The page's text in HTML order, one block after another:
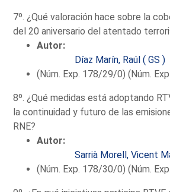
7º. ¿Qué valoración hace sobre la
del 20 aniversario del atentado
Autor:
Díaz Marín, Raúl ( GS )
(Núm. Exp. 178/29/0) (Núm.
8º. ¿Qué medidas está adoptando
la continuidad y futuro de las
RNE?
Autor:
Sarrià Morell, Vicent
(Núm. Exp. 178/30/0) (Núm.